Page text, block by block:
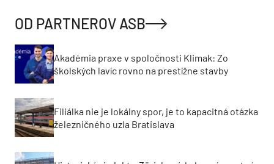
OD PARTNEROV ASB
Akadémia praxe v spoločnosti Klimak: Zo
školských lavíc rovno na prestížne stavby
Filiálka nie je lokálny spor, je to kapacitná otázka
železničného uzla Bratislava